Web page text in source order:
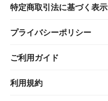
特定商取引法に基づく表示
プライバシーポリシー
ご利用ガイド
利用規約